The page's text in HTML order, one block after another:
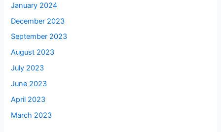
January 2024
December 2023
September 2023
August 2023
July 2023
June 2023
April 2023
March 2023